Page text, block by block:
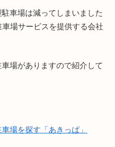
車場は減ってしまいました
場サービスを提供する会社
場がありますので紹介して
場を探す「あきっぱ」